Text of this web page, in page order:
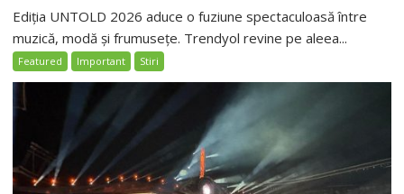
Ediția UNTOLD 2026 aduce o fuziune spectaculoasă între
muzică, modă și frumusețe. Trendyol revine pe aleea...
Featured Important Stiri